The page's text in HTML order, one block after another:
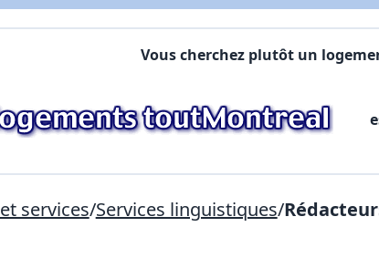
Vous cherchez plutôt un
services/Services linguistiques/
Lien vers inscription (sera inclus dans courriel)